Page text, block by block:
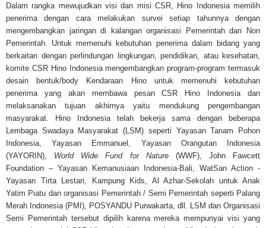
Dalam rangka mewujudkan visi dan misi CSR, Hino Indonesia memilih
penerima dengan cara melakukan survei setiap tahunnya dengan
mengembangkan jaringan di kalangan organisasi Pemerintah dan Non
Pemerintah. Untuk memenuhi kebutuhan penerima dalam bidang yang
berkaitan dengan perlindungan lingkungan, pendidikan, atau kesehatan,
komite CSR Hino Indonesia mengembangkan program-program termasuk
desain bentuk/body Kendaraan Hino untuk memenuhi kebutuhan
penerima yang akan membawa pesan CSR Hino Indonesia dan
melaksanakan tujuan akhirnya yaitu mendukung pengembangan
masyarakat. Hino Indonesia telah bekerja sama dengan beberapa
Lembaga Swadaya Masyarakat (LSM) seperti Yayasan Tanam Pohon
Indonesia, Yayasan Emmanuel, Yayasan Orangutan Indonesia
(YAYORIN), World Wide Fund for Nature(WWF), John Fawcett
Foundation – Yayasan Kemanusiaan Indonesia-Bali, WatSan Action -
Yayasan Tirta Lestari, Kampung Kids, Al Azhar-Sekolah untuk Anak
Yatim Piatu dan organisasi Pemerintah / Semi Pemerintah seperti Palang
Merah Indonesia (PMI), POSYANDU Purwakarta, dll. LSM dan Organisasi
Semi Pemerintah tersebut dipilih karena mereka mempunyai visi yang